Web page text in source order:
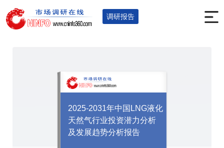
调研报告
您的位置：首页>调研报告 >能源电力
2025-2031年中国LNG液化
天然气行业投资潜力分析
及发展趋势分析报告